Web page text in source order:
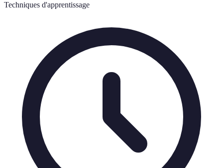
Techniques d'apprentissage